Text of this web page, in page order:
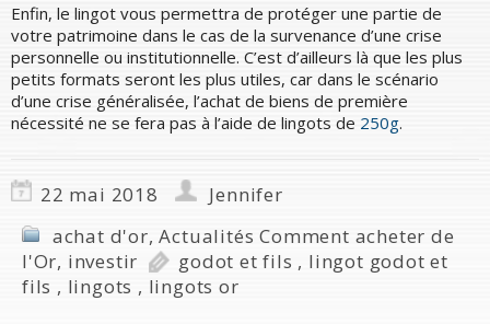
Enfin, le lingot vous permettra de protéger une partie de
votre patrimoine dans le cas de la survenance d’une crise
personnelle ou institutionnelle. C’est d’ailleurs là que les plus
petits formats seront les plus utiles, car dans le scénario
d’une crise généralisée, l’achat de biens de première
nécessité ne se fera pas à l’aide de lingots de 250g.
22 mai 2018
Jennifer
achat d'or,Actualités Comment acheter de
l'Or, investir godot et fils , lingot godot et
fils , lingots , lingots or